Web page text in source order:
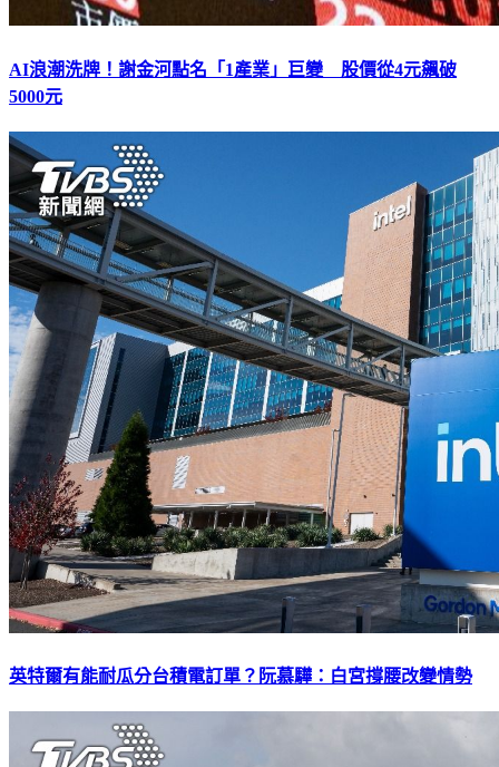
AI浪潮洗牌！謝金河點名「1產業」巨變 股價從4元飆破
5000元
英特爾有能耐瓜分台積電訂單？阮慕驊：白宮撐腰改變情勢